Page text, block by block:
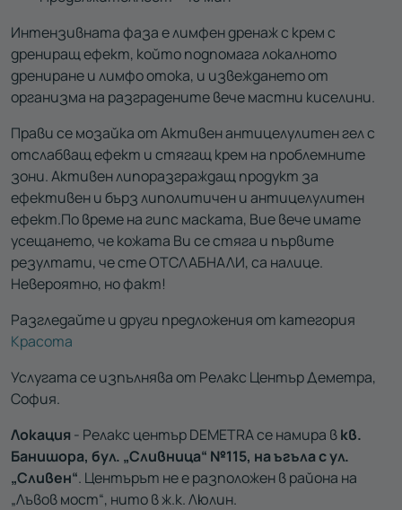
Интензивната фаза е лимфен дренаж с крем с
дрениращ ефект, който подпомага локалното
дрениране и лимфо отока, и извеждането от
организма на разградените вече мастни киселини.
Прави се мозайка от Активен антицелулитен гел с
отслабващ ефект и стягащ крем на проблемните
зони. Активен липоразграждащ продукт за
ефективен и бърз липолитичен и антицелулитен
ефект.По време на гипс маската, Вие вече имате
усещането, че кожата Ви се стяга и първите
резултати, че сте ОТСЛАБНАЛИ, са налице.
Невероятно, но факт!
Разгледайте и други предложения от категория
Красота
Услугата се изпълнява от Релакс Център Деметра,
София.
Локация - Релакс център DEMETRA се намира вкв.
Банишора, бул. „Сливница“ №115, на ъгъла с ул.
„Сливен“. Центърът не е разположен в района на
„Лъвов мост“, нито в ж.к. Люлин.